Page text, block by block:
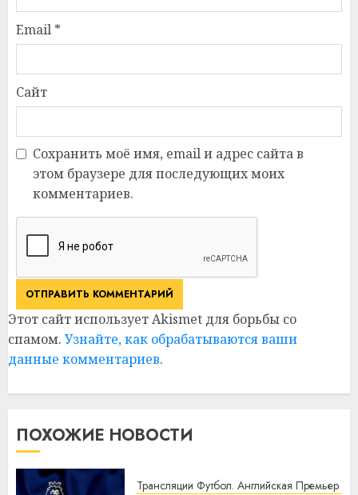
Email *
Сайт
Сохранить моё имя, email и адрес сайта в
этом браузере для последующих моих
комментариев.
Этот сайт использует Akismet для борьбы со
спамом. Узнайте, как обрабатываются ваши
данные комментариев.
ПОХОЖИЕ НОВОСТИ
Трансляции Футбол. Английская Премьер